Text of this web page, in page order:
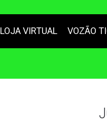
LOJA VIRTUAL VOZÃO